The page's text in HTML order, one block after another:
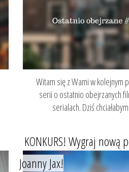
Witam się z Wami w kolejnym
serii o ostatnio obejrzanych
serialach. Dziś
KONKURS! Wygraj nową
Joanny Jax!